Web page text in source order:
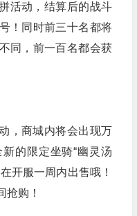
活动，结算后的战斗
！同时前三十名都将
同，前一百名都会获
，商城内将会出现万
的限定坐骑“幽灵汤
开服一周内出售哦！
抢购！